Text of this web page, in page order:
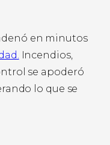
en minutos
Incendios,
se apoderó
lo que se